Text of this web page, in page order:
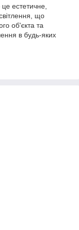
естетичне,
що
об'єкта та
в будь-яких